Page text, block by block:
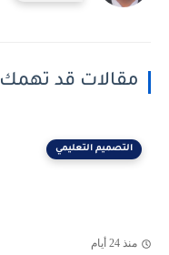
مقالات قد تهمك
التصميم التعليمي
منذ 24 أيام